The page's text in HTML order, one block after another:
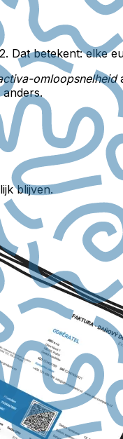
Dat betekent: elke
omloopsnelheid
blijven.